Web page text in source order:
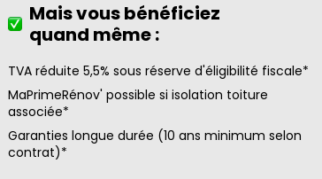
Mais vous bénéficiez
quand même :
TVA réduite 5,5% sous réserve d'éligibilité fiscale*
MaPrimeRénov' possible si isolation toiture
associée*
Garanties longue durée (10 ans minimum selon
contrat)*